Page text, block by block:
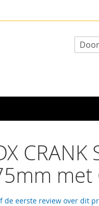
Search
CRANK
met
de eerste review over dit